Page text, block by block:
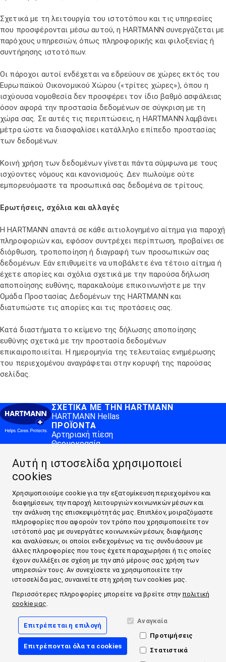
Αυτή η ιστοσελίδα χρησιμοποιεί
cookies
Χρησιμοποιούμε cookie για την εξατομίκευση περιεχομένου και
διαφημίσεων, την παροχή λειτουργιών κοινωνικών μέσων και
την ανάλυση της επισκεψιμότητάς μας. Επιπλέον, μοιραζόμαστε
πληροφορίες που αφορούν τον τρόπο που χρησιμοποιείτε τον
ιστότοπό μας με συνεργάτες κοινωνικών μέσων, διαφήμισης
και αναλύσεων, οι οποίοι ενδεχομένως να τις συνδυάσουν με
άλλες πληροφορίες που τους έχετε παραχωρήσει ή τις οποίες
έχουν συλλέξει σε σχέση με την από μέρους σας χρήση των
υπηρεσιών τους. Αν συνεχίσετε να χρησιμοποιείτε την
ιστοσελίδα μας, συναινείτε στη χρήση των cookies μας.
Περισσότερες πληροφορίες μπορείτε να βρείτε στηνπολιτική
cookie μας.
Επιτρέπεται η επιλογή
Επιτρέπονται όλα τα cookies
Αναγκαία
Προτιμήσεις
Στατιστικά
Σχετικά με τη λειτουργία του ιστοτόπου και τις υπηρεσίες
που προσφέρονται μέσω αυτού, η HARTMANN συνεργάζεται με
παρόχους υπηρεσιών, όπως πληροφορικής και φιλοξενίας ή
συντήρησης ιστοτόπων.
Οι πάροχοι αυτοί ενδέχεται να εδρεύουν σε χώρες εκτός του
Ευρωπαϊκού Οικονομικού Χώρου («τρίτες χώρες»), όπου η
ισχύουσα νομοθεσία δεν προσφέρει τον ίδιο βαθμό ασφάλειας
όσον αφορά την προστασία δεδομένων σε σύγκριση με τη
χώρα σας. Σε αυτές τις περιπτώσεις, η HARTMANN λαμβάνει
μέτρα ώστε να διασφαλίσει κατάλληλο επίπεδο προστασίας
των δεδομένων.
Κοινή χρήση των δεδομένων γίνεται πάντα σύμφωνα με τους
ισχύοντες νόμους και κανονισμούς. Δεν πωλούμε ούτε
εμπορευόμαστε τα προσωπικά σας δεδομένα σε τρίτους.
Ερωτήσεις, σχόλια και αλλαγές
Η HARTMANN απαντά σε κάθε αιτιολογημένο αίτημα για παροχή
πληροφοριών και, εφόσον συντρέχει περίπτωση, προβαίνει σε
διόρθωση, τροποποίηση ή διαγραφή των προσωπικών σας
δεδομένων. Εάν επιθυμείτε να υποβάλετε ένα τέτοιο αίτημα ή
έχετε απορίες και σχόλια σχετικά με την παρούσα δήλωση
αποποίησης ευθύνης, παρακαλούμε επικοινωνήστε με την
Ομάδα Προστασίας Δεδομένων της HARTMANN και
διατυπώστε τις απορίες και τις προτάσεις σας.
Κατά διαστήματα το κείμενο της δήλωσης αποποίησης
ευθύνης σχετικά με την προστασία δεδομένων
επικαιροποιείται. Η ημερομηνία της τελευταίας ενημέρωσης
του περιεχομένου αναγράφεται στην κορυφή της παρούσας
σελίδας.
ΣΧΕΤΙΚΆ ΜΕ ΤΗΝ HARTMANN
HARTMANN Hellas
ΠΡΟΪΌΝΤΑ
Αρτηριακή πίεση
Θερμοκρασία
Veroval® medi.connect software
Veroval® medi.connect app
Αρτηριακή Πιέση
Περισσότερες πληροφορίες για τον πυρετό
ΕΠΙΚΟΙΝΩΝΊΑ & ΆΛΛΑ
Επικοινωνία
ΣΧΕΤΙΚΆ ΜΕ ΤΗΝ HARTMANN
ΠΡΟΪΌΝΤΑ
MEDI.CONNECT
ΠΛΗΡΟΦΟΡΊΕΣ
ΕΠΙΚΟΙΝΩΝΊΑ & ΆΛΛΑ
Facebook
YouTube
Νομικοί όροι
CookiePolicy
Δήλωση αποποίησης ευθύνης σχετικά με την προστασία